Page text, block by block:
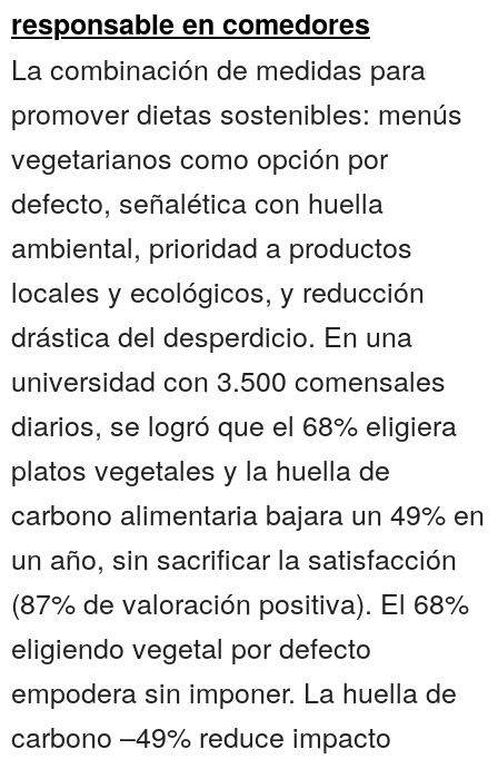
responsable en comedores
La combinación de medidas para
promover dietas sostenibles: menús
vegetarianos como opción por
defecto, señalética con huella
ambiental, prioridad a productos
locales y ecológicos, y reducción
drástica del desperdicio. En una
universidad con 3.500 comensales
diarios, se logró que el 68% eligiera
platos vegetales y la huella de
carbono alimentaria bajara un 49% en
un año, sin sacrificar la satisfacción
(87% de valoración positiva). El 68%
eligiendo vegetal por defecto
empodera sin imponer. La huella de
carbono –49% reduce impacto